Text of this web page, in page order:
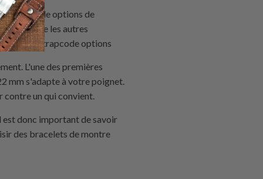
Strapcodeoptions de
que les autres
d'autresStrapcodeoptions
L'une des premières
mm s'adapte à votre poignet.
contre un qui convient.
est donc important de savoir
des bracelets de montre